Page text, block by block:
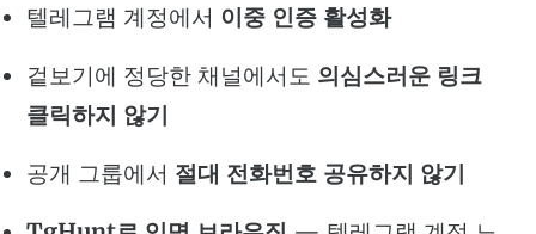
텔레그램 계정에서 이중 인증 활성화
겉보기에 정당한 채널에서도 의심스러운 링크
클릭하지 않기
공개 그룹에서 절대 전화번호 공유하지 않기